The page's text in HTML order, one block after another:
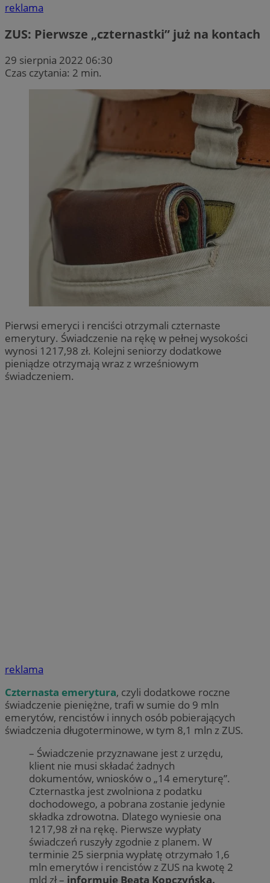
reklama
ZUS: Pierwsze „czternastki” już na kontach
29 sierpnia 2022 06:30
Czas czytania: 2 min.
Pierwsi emeryci i renciści otrzymali czternaste
emerytury. Świadczenie na rękę w pełnej wysokości
wynosi 1217,98 zł. Kolejni seniorzy dodatkowe
pieniądze otrzymają wraz z wrześniowym
świadczeniem.
reklama
Czternasta emerytura, czyli dodatkowe roczne
świadczenie pieniężne, trafi w sumie do 9 mln
emerytów, rencistów i innych osób pobierających
świadczenia długoterminowe, w tym 8,1 mln z ZUS.
– Świadczenie przyznawane jest z urzędu,
klient nie musi składać żadnych
dokumentów, wniosków o „14 emeryturę”.
Czternastka jest zwolniona z podatku
dochodowego, a pobrana zostanie jedynie
składka zdrowotna. Dlatego wyniesie ona
1217,98 zł na rękę. Pierwsze wypłaty
świadczeń ruszyły zgodnie z planem. W
terminie 25 sierpnia wypłatę otrzymało 1,6
mln emerytów i rencistów z ZUS na kwotę 2
mld zł – informuje Beata Kopczyńska.